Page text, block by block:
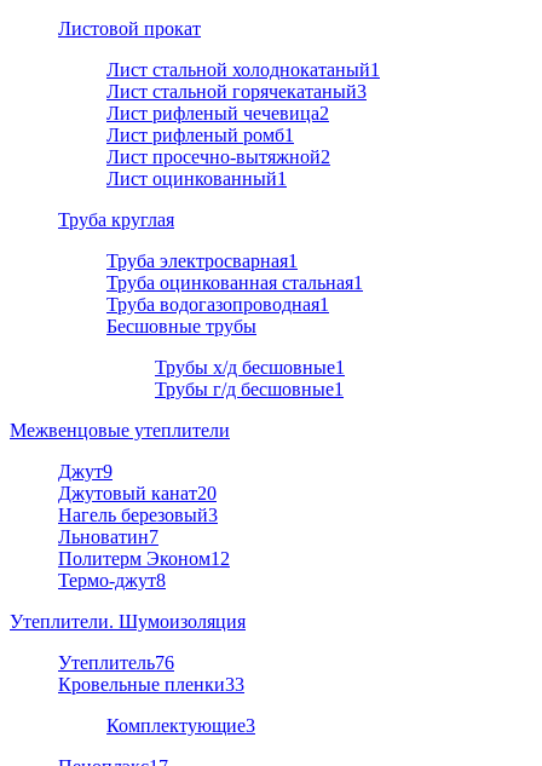
Листовой прокат
Лист стальной холоднокатаный1
Лист стальной горячекатаный3
Лист рифленый чечевица2
Лист рифленый ромб1
Лист просечно-вытяжной2
Лист оцинкованный1
Труба круглая
Труба электросварная1
Труба оцинкованная стальная1
Труба водогазопроводная1
Бесшовные трубы
Трубы х/д бесшовные1
Трубы г/д бесшовные1
Межвенцовые утеплители
Джут9
Джутовый канат20
Нагель березовый3
Льноватин7
Политерм Эконом12
Термо-джут8
Утеплители. Шумоизоляция
Утеплитель76
Кровельные пленки33
Комплектующие3